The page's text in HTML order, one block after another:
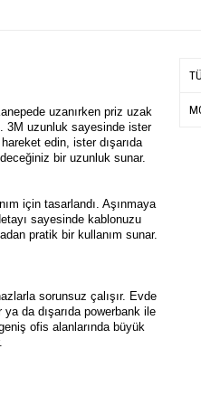
uzanırken priz uzak
3M uzunluk sayesinde ister
edin, ister dışarıda
bir uzunluk sunar.
için tasarlandı. Aşınmaya
sayesinde kablonuzu
pratik bir kullanım sunar.
sorunsuz çalışır. Evde
da dışarıda powerbank ile
ofis alanlarında büyük